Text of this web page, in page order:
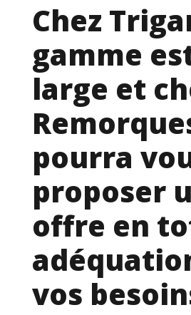
Chez
gamme
large et
pourra
proposer
offre en
vos